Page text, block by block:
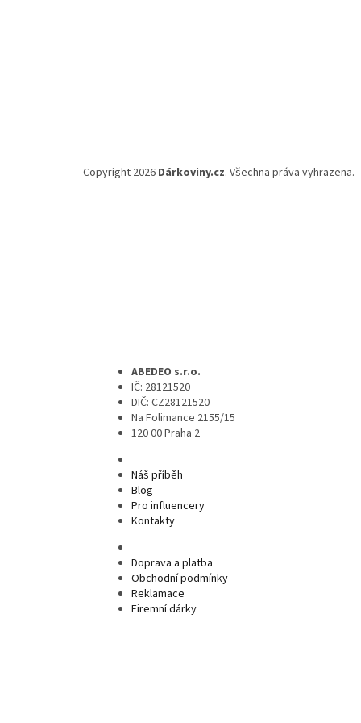
Copyright 2026 Dárkoviny.cz. Všechna práva vyhrazena.
ABEDEO s.r.o.
IČ: 28121520
DIČ: CZ28121520
Na Folimance 2155/15
120 00 Praha 2
Náš příběh
Blog
Pro influencery
Kontakty
Doprava a platba
Obchodní podmínky
Reklamace
Firemní dárky